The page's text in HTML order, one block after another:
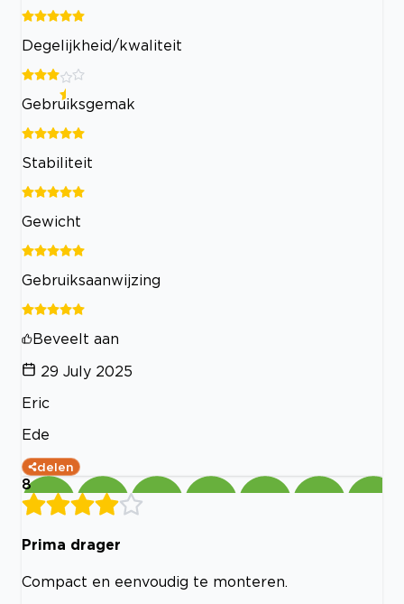
Degelijkheid/kwaliteit
Gebruiksgemak
Stabiliteit
Gewicht
Gebruiksaanwijzing
Beveelt aan
29 July 2025
Eric
Ede
delen
8
Prima drager
Compact en eenvoudig te monteren.